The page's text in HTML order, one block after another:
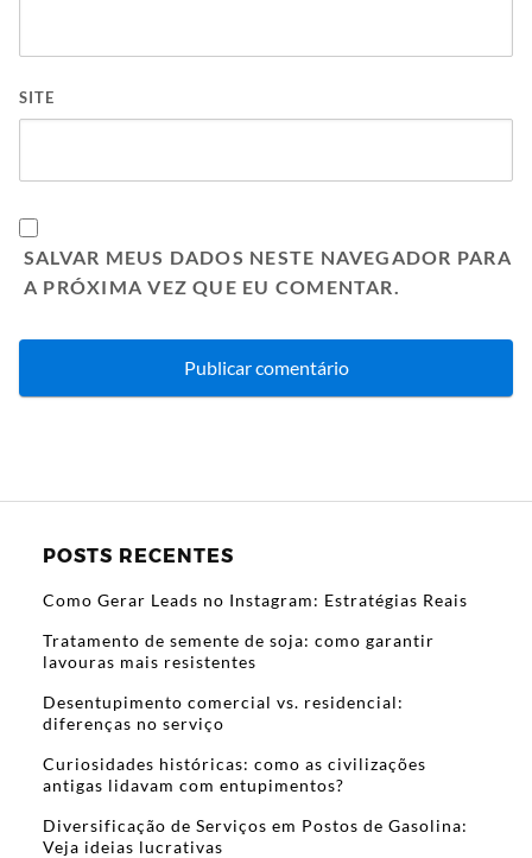
SITE
SALVAR MEUS DADOS NESTE NAVEGADOR PARA
A PRÓXIMA VEZ QUE EU COMENTAR.
POSTS RECENTES
Como Gerar Leads no Instagram: Estratégias Reais
Tratamento de semente de soja: como garantir
lavouras mais resistentes
Desentupimento comercial vs. residencial:
diferenças no serviço
Curiosidades históricas: como as civilizações
antigas lidavam com entupimentos?
Diversificação de Serviços em Postos de Gasolina:
Veja ideias lucrativas